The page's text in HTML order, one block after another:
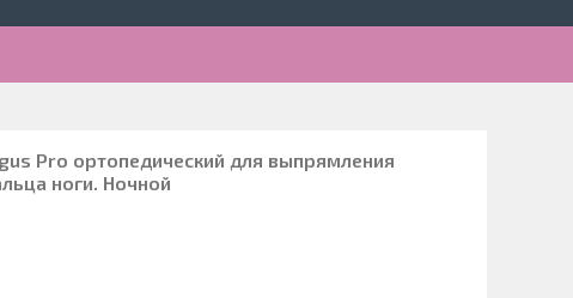
Pro ортопедический для выпрямления
ноги. Ночной